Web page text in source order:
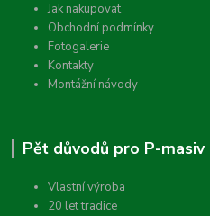
Jak nakupovat
Obchodní podmínky
Fotogalerie
Kontakty
Montážní návody
Pět důvodů pro P-masiv
Vlastní výroba
20 let tradice